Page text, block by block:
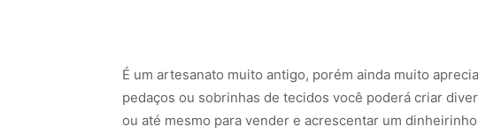
É um artesanato muito antigo, porém ainda muito
pedaços ou sobrinhas de tecidos você poderá criar
ou até mesmo para vender e acrescentar um